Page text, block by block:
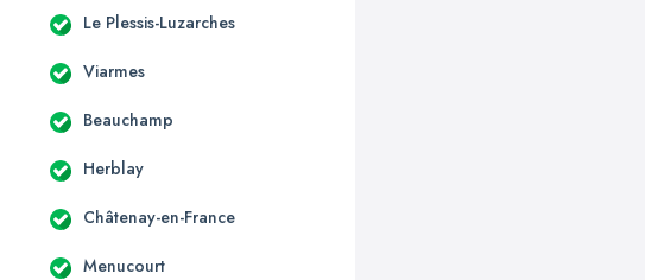
Le Plessis-Luzarches
Viarmes
Beauchamp
Herblay
Châtenay-en-France
Menucourt